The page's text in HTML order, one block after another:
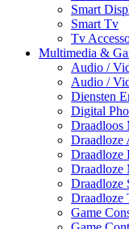
Smart
Smart Tv
Tv
Multimedia &
Audio /
Audio /
Diensten
Digital
Draadloos
Draadloze
Draadloze
Draadloze
Draadloze
Draadloze
Game